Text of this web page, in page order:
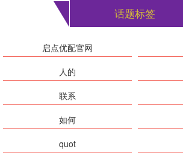
话题标签
启点优配官网
人的
联系
如何
quot